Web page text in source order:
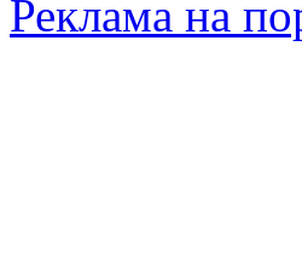
Реклама на